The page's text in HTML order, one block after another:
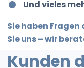
Und vieles
Sie haben
Sie uns – wir
Kunden